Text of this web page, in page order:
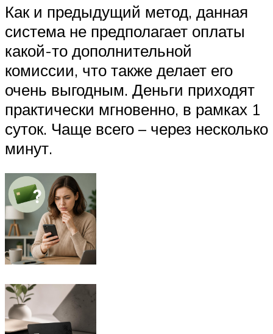
Как и предыдущий метод, данная
система не предполагает оплаты
какой-то дополнительной
комиссии, что также делает его
очень выгодным. Деньги приходят
практически мгновенно, в рамках 1
суток. Чаще всего – через несколько
минут.